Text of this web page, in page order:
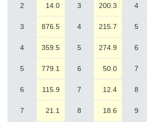
2 14.0 3 200.3 4
3 876.5 4 215.7 5
4 359.5 5 274.9 6
5 779.1 6 50.0 7
6 115.9 7 12.4 8
7 21.1 8 18.6 9